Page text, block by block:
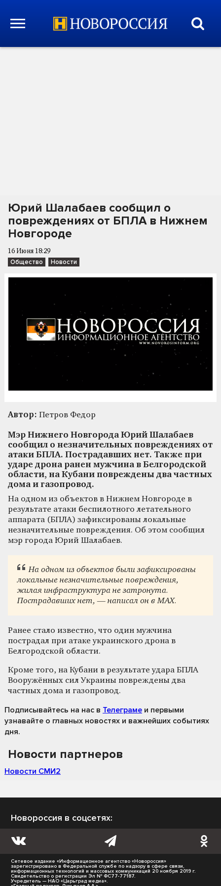
Юрий Шалабаев сообщил о
повреждениях от БПЛА в Нижнем
Новгороде
16 Июня 18:29
Общество Новости
Автор: Петров Федор
Мэр Нижнего Новгорода Юрий Шалабаев
сообщил о незначительных повреждениях от
атаки БПЛА. Пострадавших нет. Также при
ударе дрона ранен мужчина в Белгородской
области, на Кубани повреждены два частных
дома и газопровод.
На одном из объектов в Нижнем Новгороде в
результате атаки беспилотного летательного
аппарата (БПЛА) зафиксированы локальные
незначительные повреждения. Об этом сообщил
мэр города Юрий Шалабаев.
На одном из объектов были зафиксированы
локальные незначительные повреждения,
жилая инфраструктура не затронута.
Пострадавших нет, — написал он в МАХ.
Ранее стало известно, что один мужчина
пострадал при атаке украинского дрона в
Белгородской области.
Кроме того, на Кубани в результате удара БПЛА
Вооружённых сил Украины повреждены два
частных дома и газопровод.
Подписывайтесь на нас в Телеграме и первыми
узнавайте о главных новостях и важнейших событиях
дня.
Новости партнеров
Новости СМИ2
Новороссия в соцсетях:
Сетевое издание «Информационное агентство «Новороссия»
зарегистрировано в Федеральной службе по надзору в сфере связи,
информационных технологий и массовых коммуникаций 20 ноября 2019 г.
Свидетельство о регистрации Эл № ФС77-77187.
Учредитель — НАО «Царьград медиа».